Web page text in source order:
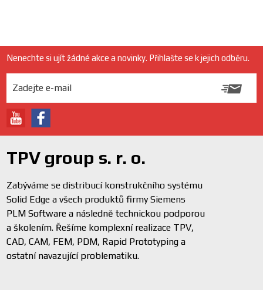
Nenechte si ujít žádné akce a novinky. Přihlašte se k jejich odběru.
TPV group s. r. o.
Zabýváme se distribucí konstrukčního systému
Solid Edge a všech produktů firmy Siemens
PLM Software a následně technickou podporou
a školením. Řešíme komplexní realizace TPV,
CAD, CAM, FEM, PDM, Rapid Prototyping a
ostatní navazující problematiku.